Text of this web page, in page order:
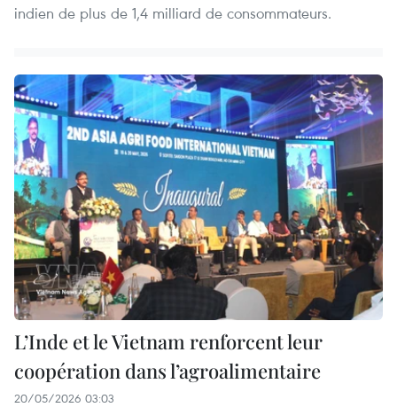
indien de plus de 1,4 milliard de consommateurs.
L’Inde et le Vietnam renforcent leur
coopération dans l’agroalimentaire
20/05/2026 03:03